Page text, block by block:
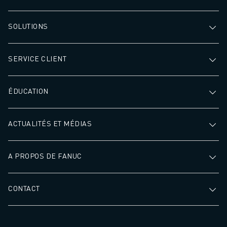
SOLUTIONS
SERVICE CLIENT
ÉDUCATION
ACTUALITÉS ET MÉDIAS
A PROPOS DE FANUC
CONTACT